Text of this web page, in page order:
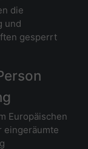
die
und
gesperrt
Europäischen
eingeräumte